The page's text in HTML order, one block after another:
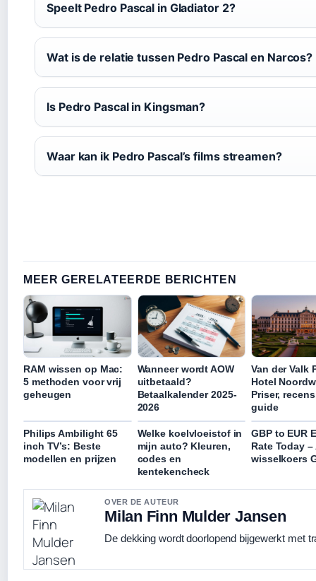
Speelt Pedro Pascal in Gladiator 2?
Wat is de relatie tussen Pedro Pascal en Narcos?
Is Pedro Pascal in Kingsman?
Waar kan ik Pedro Pascal’s films streamen?
MEER GERELATEERDE BERICHTEN
RAM wissen op Mac:
5 methoden voor vrij
geheugen
Wanneer wordt AOW
uitbetaald?
Betaalkalender 2025-
2026
Van der Valk
Hotel
Priser,
guide
Philips Ambilight 65
inch TV’s: Beste
modellen en prijzen
Welke koelvloeistof in
mijn auto? Kleuren,
codes en
kentekencheck
GBP to EUR
Rate Today
wisselkoers
OVER DE AUTEUR
Milan Finn Mulder Jansen
De dekking wordt doorlopend bijgewerkt met